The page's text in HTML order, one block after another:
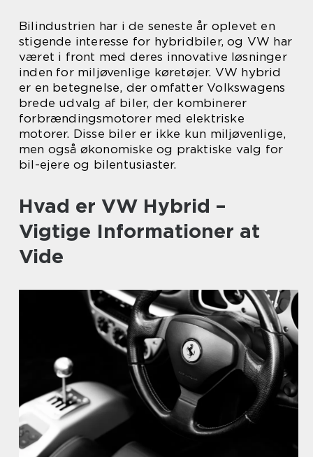
Bilindustrien har i de seneste år oplevet en
stigende interesse for hybridbiler, og VW har
været i front med deres innovative løsninger
inden for miljøvenlige køretøjer. VW hybrid
er en betegnelse, der omfatter Volkswagens
brede udvalg af biler, der kombinerer
forbrændingsmotorer med elektriske
motorer. Disse biler er ikke kun miljøvenlige,
men også økonomiske og praktiske valg for
bil-ejere og bilentusiaster.
Hvad er VW Hybrid –
Vigtige Informationer at
Vide